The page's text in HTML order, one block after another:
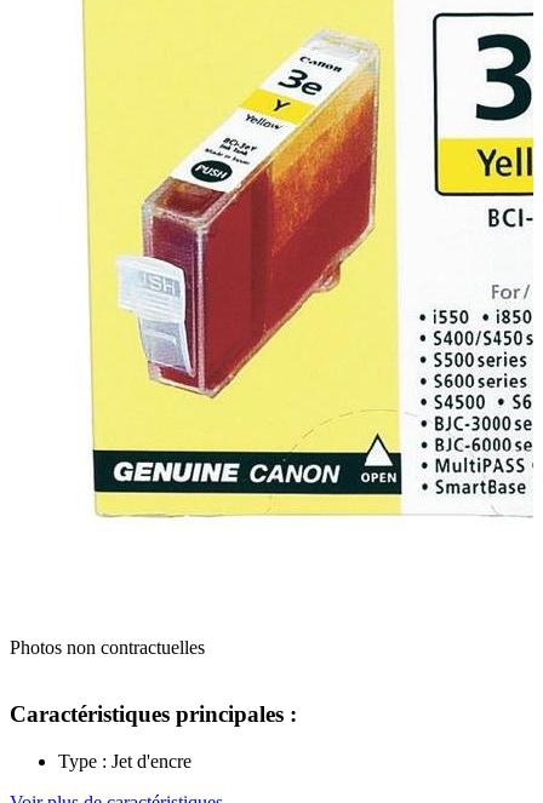
Photos non contractuelles
Caractéristiques principales :
Type : Jet d'encre